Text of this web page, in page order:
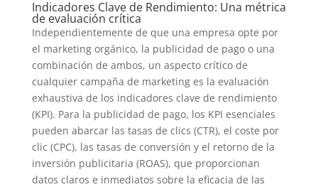
Indicadores Clave de Rendimiento: Una métrica
de evaluación crítica
Independientemente de que una empresa opte por
el marketing orgánico, la publicidad de pago o una
combinación de ambos, un aspecto crítico de
cualquier campaña de marketing es la evaluación
exhaustiva de los indicadores clave de rendimiento
(KPI). Para la publicidad de pago, los KPI esenciales
pueden abarcar las tasas de clics (CTR), el coste por
clic (CPC), las tasas de conversión y el retorno de la
inversión publicitaria (ROAS), que proporcionan
datos claros e inmediatos sobre la eficacia de las